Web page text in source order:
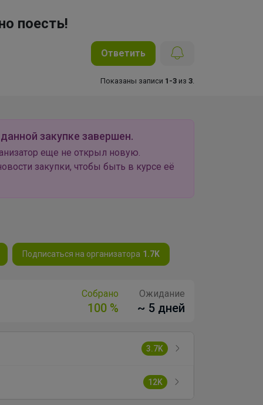
поесть!
Ответить
Показаны записи 1-3 из 3
закупке завершен.
еще не открыл новую.
закупки, чтобы быть в курсе её
Подписаться на организатора 1.7K
Собрано
100 %
Ожидание
~ 5 дней
3.7K
12K